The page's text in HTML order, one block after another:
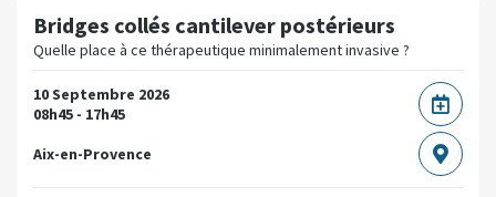
Bridges collés cantilever postérieurs
Quelle place à ce thérapeutique minimalement invasive ?
10 Septembre 2026
08h45 - 17h45
Aix-en-Provence